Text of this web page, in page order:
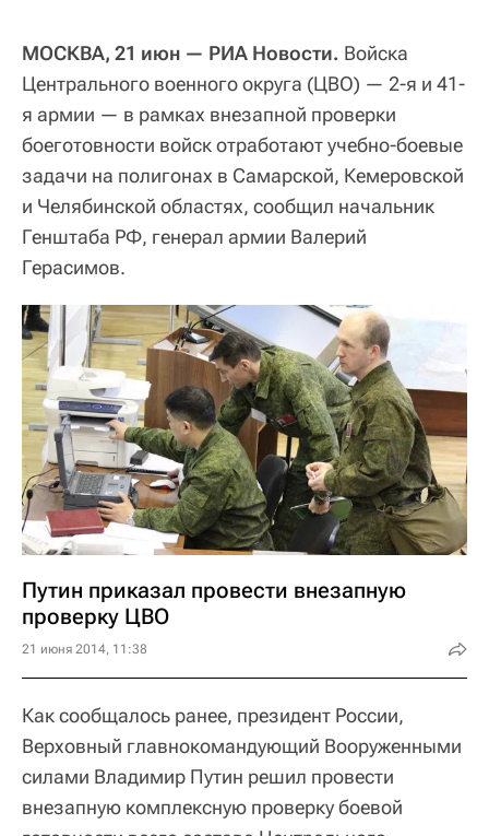
МОСКВА, 21 июн — РИА Новости. Войска
Центрального военного округа (ЦВО) — 2-я и 41-
я армии — в рамках внезапной проверки
боеготовности войск отработают учебно-боевые
задачи на полигонах в Самарской, Кемеровской
и Челябинской областях, сообщил начальник
Генштаба РФ, генерал армии Валерий
Герасимов.
Путин приказал провести внезапную
проверку ЦВО
21 июня 2014, 11:38
Как сообщалось ранее, президент России,
Верховный главнокомандующий Вооруженными
силами Владимир Путин решил провести
внезапную комплексную проверку боевой